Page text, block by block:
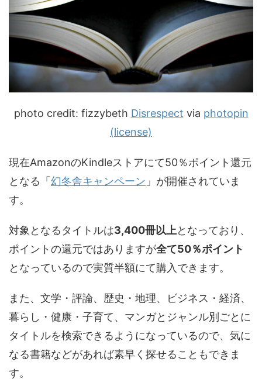
photo credit: fizzybeth Disrespect via photopin
(license)
現在AmazonのKindleストアにて50％ポイント還元
となる「 幻冬舎キャンペーン 」が開催されていま
す。
対象となるタイトルは3,400冊以上となっており、
ポイントの還元ではありますが全て50％ポイント
となっているので実質半額にて購入できます。
また、文学・評論、歴史・地理、ビジネス・経済、
暮らし・健康・子育て、マンガとジャンル別ごとに
タイトルを検索できるようになっているので、気に
なる書籍などがあれば素早く探せることもできま
す。